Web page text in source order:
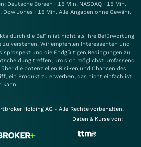
Deutsche Börsen +15 Min. NASDAQ +15 Min.
Dow Jones +15 Min. Alle Angaben ohne Gewähr.
durch die BaFin ist nicht als ihre Befürwortung
verstehen. Wir empfehlen Interessenten und
und die Endgültigen Bedingungen zu
treffen, um sich möglichst umfassend
die potenziellen Risiken und Chancen des
ein Produkt zu erwerben, das nicht einfach ist
kann.
Holding AG - Alle Rechte vorbehalten.
Daten & Kurse von: